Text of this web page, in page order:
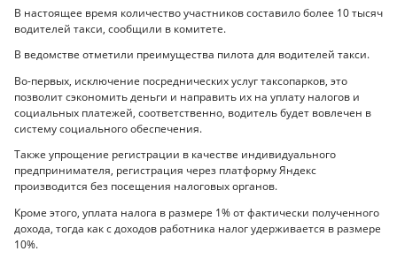
В настоящее время количество участников составило более 10 тысяч
водителей такси, сообщили в комитете.
В ведомстве отметили преимущества пилота для водителей такси.
Во-первых, исключение посреднических услуг таксопарков, это
позволит сэкономить деньги и направить их на уплату налогов и
социальных платежей, соответственно, водитель будет вовлечен в
систему социального обеспечения.
Также упрощение регистрации в качестве индивидуального
предпринимателя, регистрация через платформу Яндекс
производится без посещения налоговых органов.
Кроме этого, уплата налога в размере 1% от фактически полученного
дохода, тогда как с доходов работника налог удерживается в размере
10%.